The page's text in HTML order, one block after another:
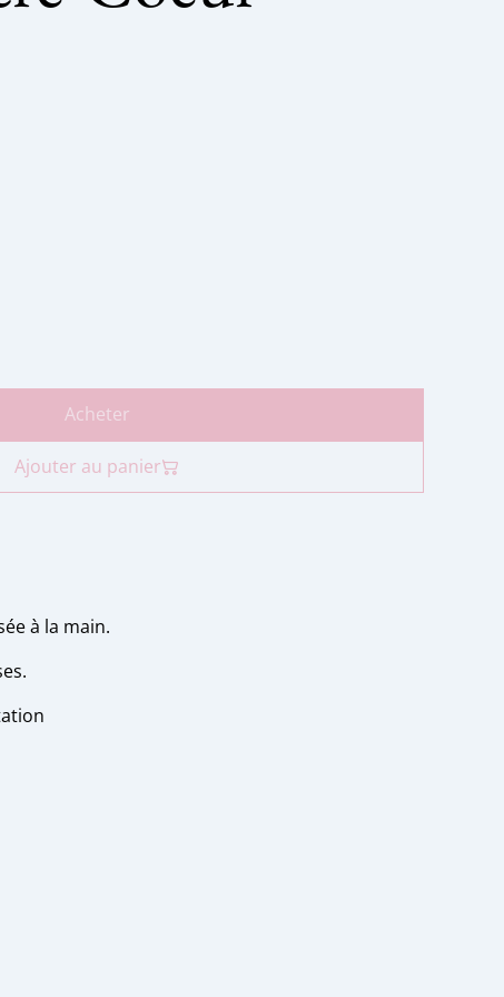
Acheter
Ajouter au panier
à la main.